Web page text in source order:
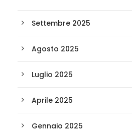
Settembre 2025
Agosto 2025
Luglio 2025
Aprile 2025
Gennaio 2025